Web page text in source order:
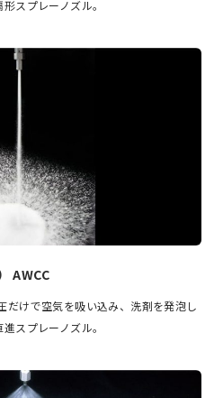
スプレーノズル。
AWCC
だけで空気を吸い込み、洗剤を発泡し
スプレーノズル。